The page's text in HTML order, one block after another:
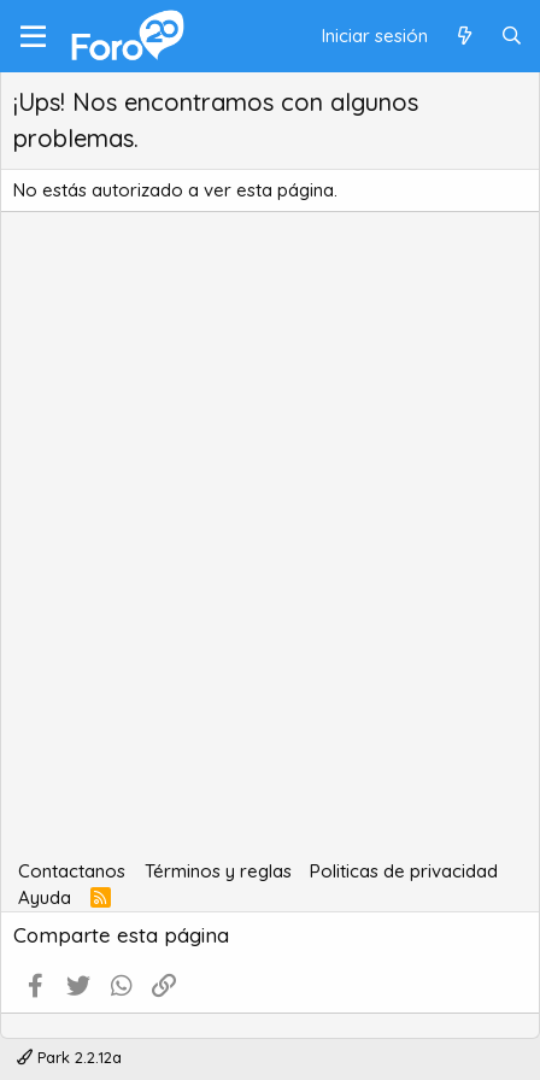
Iniciar sesión
¡Ups! Nos encontramos con algunos
problemas.
No estás autorizado a ver esta página.
Contactanos Términos y reglas
Politicas de privacidad
Ayuda
R
S
S
Comparte esta página
Facebook
Twitter WhatsApp
Park 2.2.12a